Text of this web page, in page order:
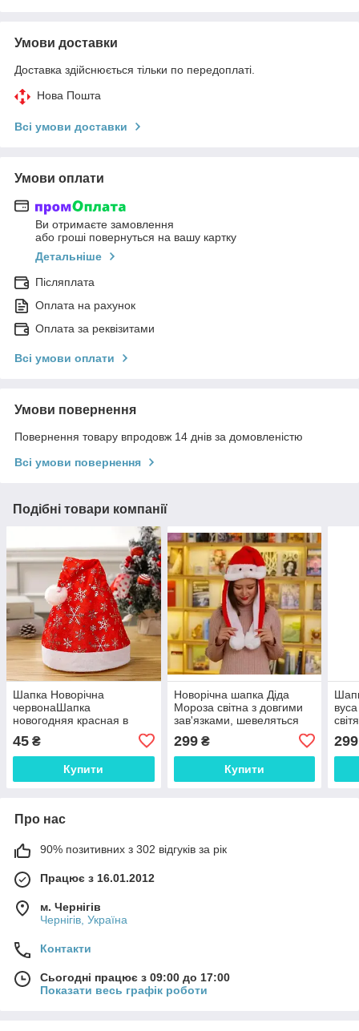
Умови доставки
Доставка здійснюється тільки по передоплаті.
Нова Пошта
Всі умови доставки
Умови оплати
Ви отримаєте замовлення
або гроші повернуться на вашу картку
Детальніше
Післяплата
Оплата на рахунок
Оплата за реквізитами
Всі умови оплати
Умови повернення
Повернення товару впродовж 14 днів за домовленістю
Всі умови повернення
Подібні товари компанії
Шапка Новорічна
червонаШапка
новогодняя красная в
45 ₴
Купити
Новорічна шапка Діда
Мороза світна з довгими
зав'язками, шевеляться
299₴
Купити
299
Про нас
90% позитивних з 302 відгуків за рік
Працює з 16.01.2012
м. Чернігів
Чернігів, Україна
Контакти
Сьогодні працює з 09:00 до 17:00
Показати весь графік роботи